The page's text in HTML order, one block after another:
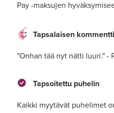
Pay -maksujen
Tapsalaisen kommentti
"Onhan tää nyt nätti luuri." -
Tapsoitettu puhelin
Kaikki myytävät puhelimet